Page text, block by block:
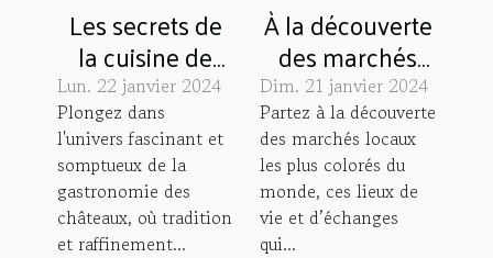
Les secrets de
la cuisine de
château : des
recettes
ancestrales à
votre table
Lun. 22 janvier 2024
Plongez dans
l'univers fascinant et
somptueux de la
gastronomie des
châteaux, où tradition
et raffinement...
À la découverte
des marchés
locaux les plus
colorés du
monde
Dim. 21 janvier 2024
Partez à la découverte
des marchés locaux
les plus colorés du
monde, ces lieux de
vie et d’échanges
qui...